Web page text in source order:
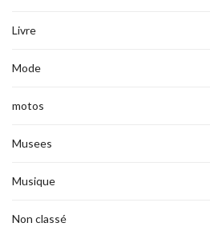
Livre
Mode
motos
Musees
Musique
Non classé